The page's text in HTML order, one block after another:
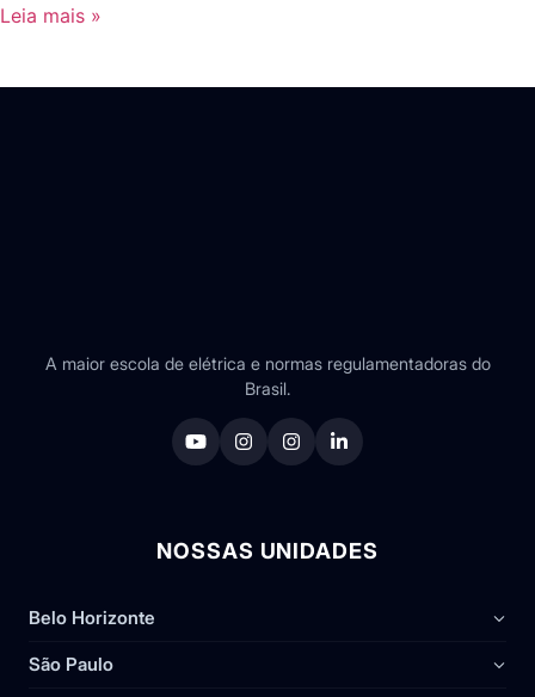
Leia mais »
A maior escola de elétrica e normas regulamentadoras do
Brasil.
NOSSAS UNIDADES
Belo Horizonte
São Paulo